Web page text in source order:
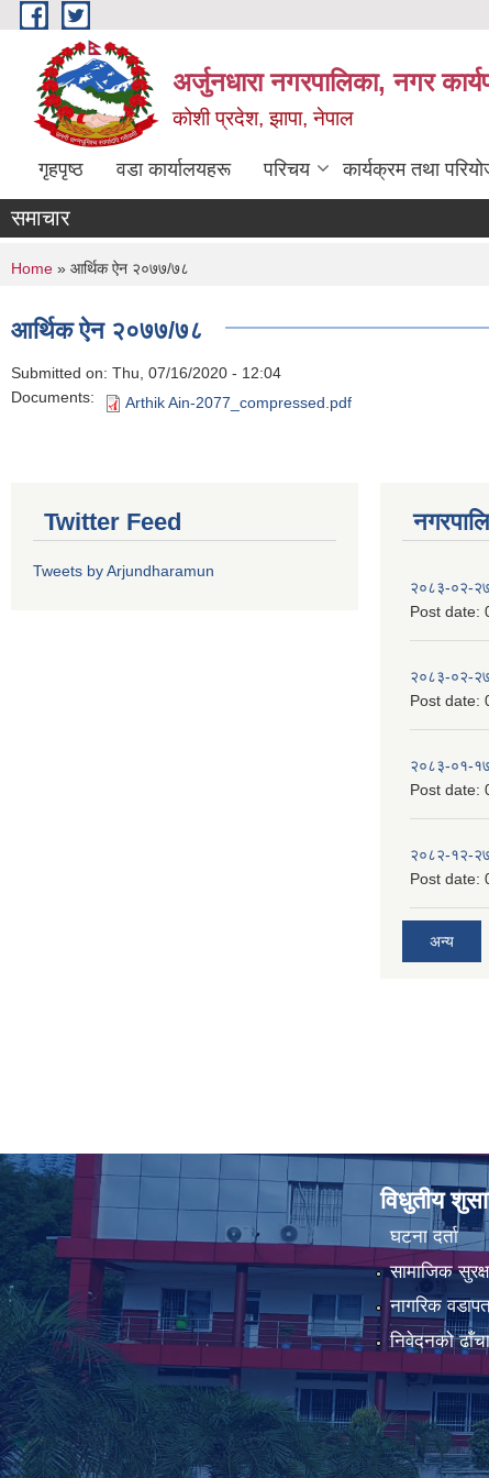
Skip to main content
अर्जुनधारा नगरपालिका, नगर
कोशी प्रदेश, झापा, नेपाल
गृहपृष्ठ वडा कार्यालयहरू परिचय कार्यक्रम तथा
समाचार
You are here
Home » आर्थिक ऐन २०७७/७८
आर्थिक ऐन २०७७/७८
Submitted on: Thu, 07/16/2020 - 12:04
Documents:
Arthik Ain-2077_compressed.pdf
Twitter Feed
Tweets by Arjundharamun
२०८३-०२-
Post date:
२०८३-०२-
Post date:
२०८३-०१-
Post date:
२०८२-१२-
Post date:
अन्य
विधुतीय
घटना दर्ता
सामाजिक
नागरिक
निवेदनको ढाँचा